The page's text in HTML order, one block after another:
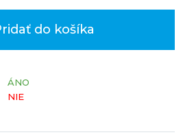
do košíka
ÁNO
NIE